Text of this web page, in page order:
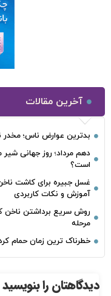
آخرین مقالات
بدترین عوارض ناس؛ مخدر
دهم مرداد؛ روز جهانی شیر
است؟
غسل جبیره برای کاشت ناخن
آموزش و نکات کاربردی
روش سریع برداشتن ناخن
مرحله
خطرناک‌ ترین زمان‌ حمام
دیدگاهتان را بنویسید